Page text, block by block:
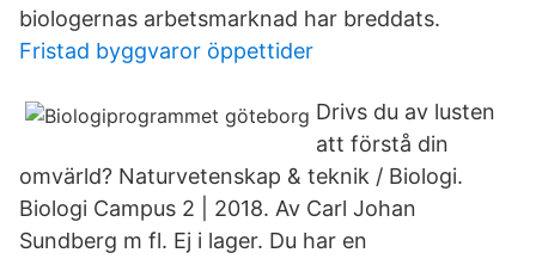
biologernas arbetsmarknad har breddats.
Fristad byggvaror öppettider
Drivs du av lusten
att förstå din
omvärld? Naturvetenskap & teknik / Biologi.
Biologi Campus 2 | 2018. Av Carl Johan
Sundberg m fl. Ej i lager. Du har en